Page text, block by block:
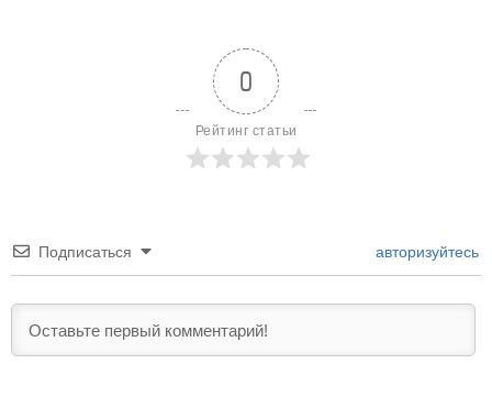
0
Рейтинг статьи
Подписаться авторизуйтесь